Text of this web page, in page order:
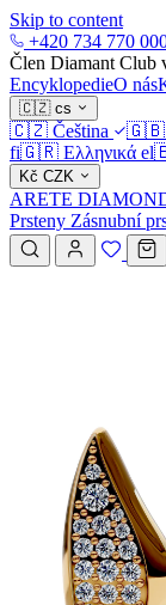
Skip to content
+420 734 770
Člen Diamant Club
EncyklopedieO nás
🇨🇿 cs
🇨🇿 Čeština 🇬🇧
fi🇬🇷 Ελληνικά el
Kč CZK
ARETE
Prsteny Zásnubní